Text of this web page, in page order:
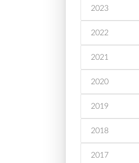
2023
2022
2021
2020
2019
2018
2017